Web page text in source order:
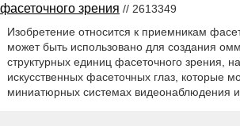
фасеточного зрения // 2613349
Изобретение относится к приемникам
может быть использовано для создания
структурных единиц фасеточного зрения,
искусственных фасеточных глаз, которые
миниатюрных системах видеонаблюдения и